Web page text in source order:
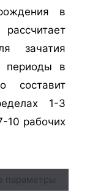
в
зачатия
периоды в
составит
1-3
10 рабочих
параметры